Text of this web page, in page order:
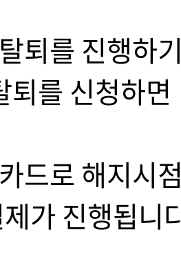
퇴를 진행하
퇴를 신청하면
드로 해지시
가 진행됩니